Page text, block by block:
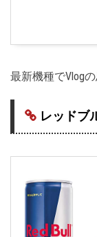
最新機種でVlog
レッドブ